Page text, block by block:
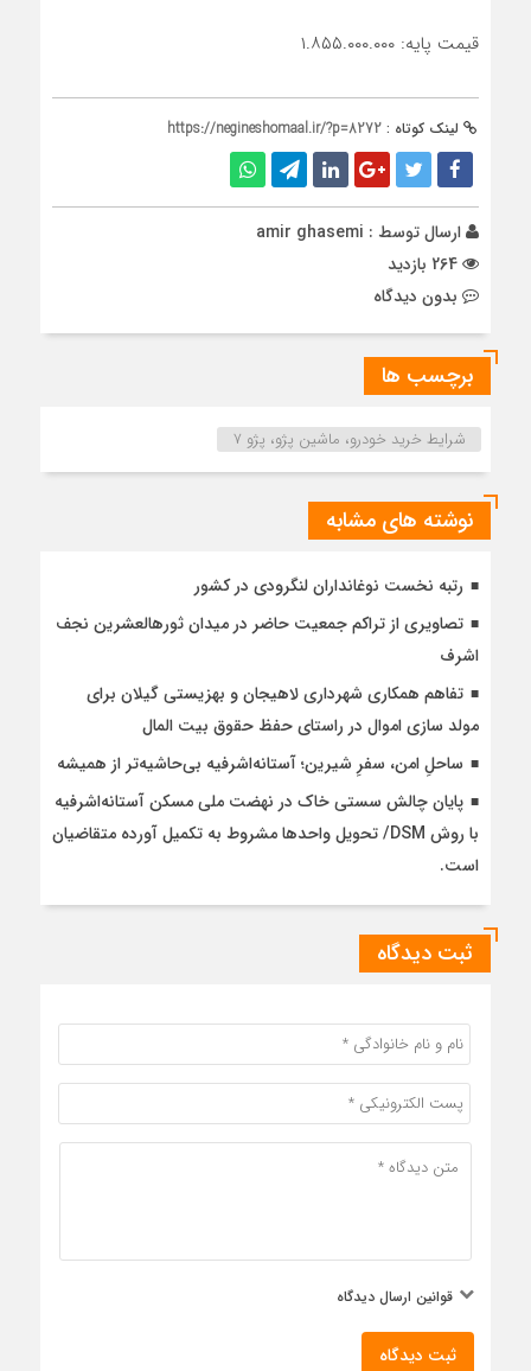
قیمت پایه: ۱.۸۵۵.۰۰۰.۰۰۰
لینک کوتاه : https://negineshomaal.ir/?p=8272
ارسال توسط : amir ghasemi
بدون دیدگاه
برچسب ها
شرایط خرید خودرو، ماشین پژو، پژو 7
نوشته های مشابه
رتبه نخست نوغانداران لنگرودی در کشور
تصاویری از تراکم جمعیت حاضر در میدان ثورهالعشرین نجف
اشرف
تفاهم همکاری شهرداری لاهیجان و بهزیستی گیلان برای
مولد سازی اموال در راستای حفظ حقوق بیت المال
ساحلِ امن، سفرِ شیرین؛ آستانه‌اشرفیه بی‌حاشیه‌تر از همیشه
پایان چالش سستی خاک در نهضت ملی مسکن آستانه‌اشرفیه
با روش DSM/ تحویل واحدها مشروط به تکمیل آورده متقاضیان
است.
ثبت دیدگاه
قوانین ارسال دیدگاه
ثبت دیدگاه